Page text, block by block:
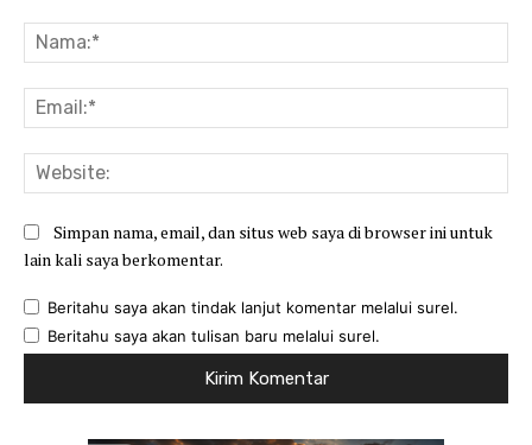
Simpan nama, email, dan situs web saya di browser ini untuk
lain kali saya berkomentar.
Beritahu saya akan tindak lanjut komentar melalui surel.
Beritahu saya akan tulisan baru melalui surel.